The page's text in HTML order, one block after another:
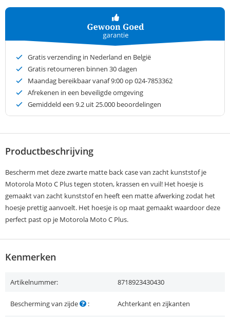
Gratis verzending in Nederland en België
Gratis retourneren binnen 30 dagen
Maandag bereikbaar vanaf 9:00 op 024-7853362
Afrekenen in een beveiligde omgeving
Gemiddeld een 9.2 uit 25.000 beoordelingen
Productbeschrijving
Bescherm met deze zwarte matte back case van zacht kunststof je
Motorola Moto C Plus tegen stoten, krassen en vuil! Het hoesje is
gemaakt van zacht kunststof en heeft een matte afwerking zodat het
hoesje prettig aanvoelt. Het hoesje is op maat gemaakt waardoor deze
perfect past op je Motorola Moto C Plus.
Kenmerken
Artikelnummer: 8718923430430
Bescherming van zijde : Achterkant en zijkanten